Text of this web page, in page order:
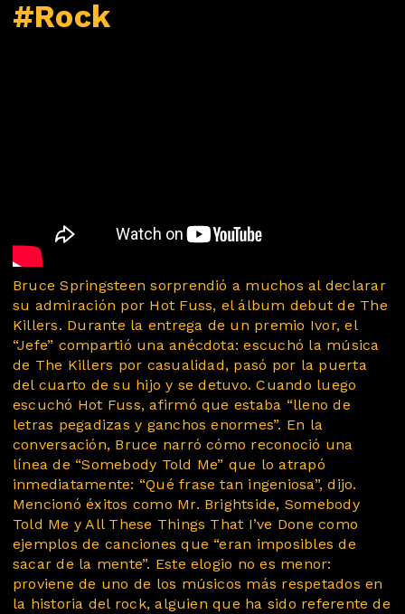
#Rock
Bruce Springsteen sorprendió a muchos al declarar
su admiración por Hot Fuss, el álbum debut de The
Killers. Durante la entrega de un premio Ivor, el
“Jefe” compartió una anécdota: escuchó la música
de The Killers por casualidad, pasó por la puerta
del cuarto de su hijo y se detuvo. Cuando luego
escuchó Hot Fuss, afirmó que estaba “lleno de
letras pegadizas y ganchos enormes”. En la
conversación, Bruce narró cómo reconoció una
línea de “Somebody Told Me” que lo atrapó
inmediatamente: “Qué frase tan ingeniosa”, dijo.
Mencionó éxitos como Mr. Brightside, Somebody
Told Me y All These Things That I’ve Done como
ejemplos de canciones que “eran imposibles de
sacar de la mente”. Este elogio no es menor:
proviene de uno de los músicos más respetados en
la historia del rock, alguien que ha sido referente de